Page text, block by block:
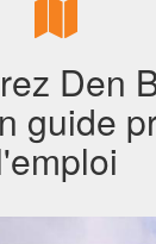
Den
guide